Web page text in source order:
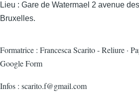
Lieu : Gare de Watermael 2 avenue
Bruxelles.
Formatrice : Francesca Scarito - Reliure ·
Google Form
Infos : scarito.f@gmail.com